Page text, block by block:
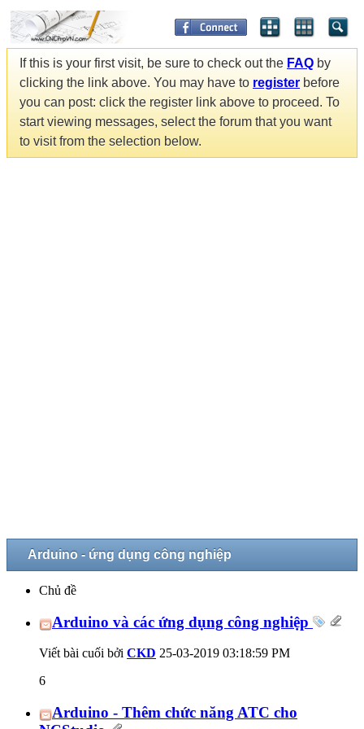
If this is your first visit, be sure to check out the FAQ by
clicking the link above. You may have to register before
you can post: click the register link above to proceed. To
start viewing messages, select the forum that you want
to visit from the selection below.
Arduino - ứng dụng công nghiệp
Chủ đề
Arduino và các ứng dụng công nghiệp
Viết bài cuối bởi CKD 25-03-2019 03:18:59 PM
6
Arduino - Thêm chức năng ATC cho